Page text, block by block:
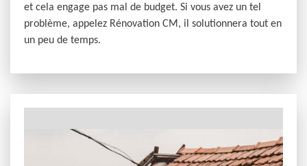
et cela engage pas mal de budget. Si vous avez un tel
problème, appelez Rénovation CM, il solutionnera tout en
un peu de temps.